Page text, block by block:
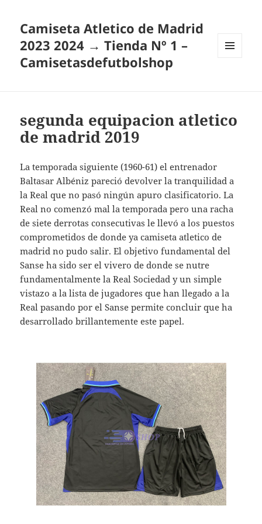
Camiseta Atletico de Madrid
2023 2024 → Tienda Nº 1 –
Camisetasdefutbolshop
segunda equipacion atletico
de madrid 2019
La temporada siguiente (1960-61) el entrenador
Baltasar Albéniz pareció devolver la tranquilidad a
la Real que no pasó ningún apuro clasificatorio. La
Real no comenzó mal la temporada pero una racha
de siete derrotas consecutivas le llevó a los puestos
comprometidos de donde ya camiseta atletico de
madrid no pudo salir. El objetivo fundamental del
Sanse ha sido ser el vivero de donde se nutre
fundamentalmente la Real Sociedad y un simple
vistazo a la lista de jugadores que han llegado a la
Real pasando por el Sanse permite concluir que ha
desarrollado brillantemente este papel.